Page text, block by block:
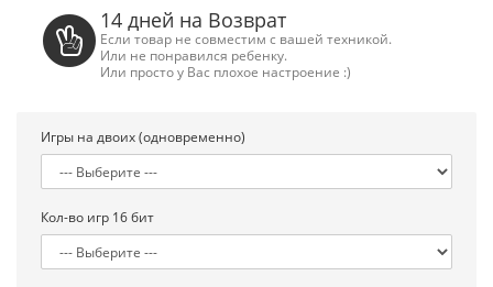
14 дней на Возврат
Если товар не совместим с вашей техникой.
Или не понравился ребенку.
Или просто у Вас плохое настроение :)
Игры на двоих (одновременно)
Кол-во игр 16 бит